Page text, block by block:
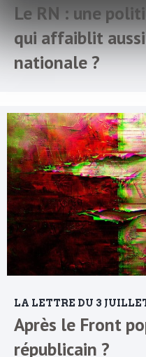
Le RN : une
qui affaiblit
nationale ?
LA LETTRE DU 3
Après le Front
républicain ?